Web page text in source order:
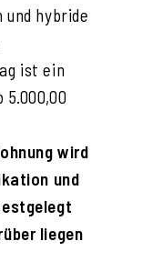
hybride
ist ein
wird
und
liegen